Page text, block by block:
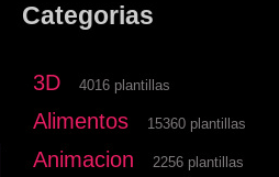
Categorias
3D 4016 plantillas
Alimentos 15360 plantillas
Animacion 2256 plantillas